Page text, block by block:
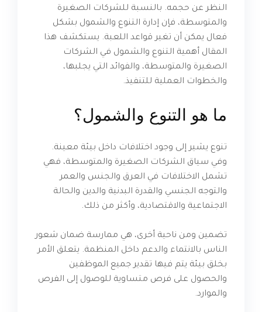
النظر عن حجمه. بالنسبة للشركات الصغيرة
والمتوسطة، فإن إدارة التنوع والشمول بشكل
فعال يمكن أن تغير قواعد اللعبة. يستكشف هذا
المقال أهمية التنوع والشمول في الشركات
الصغيرة والمتوسطة، والفوائد التي يجلبها،
والخطوات العملية للتنفيذ.
ما هو التنوع والشمول؟
تنوع يشير إلى وجود اختلافات داخل بيئة معينة.
وفي سياق الشركات الصغيرة والمتوسطة، فهي
تشمل الاختلافات في العرق والجنس والعمر
والتوجه الجنسي والقدرة البدنية والدين والحالة
الاجتماعية والاقتصادية، وأكثر من ذلك.
تضمين ومن ناحية أخرى، هي ممارسة ضمان شعور
الناس بالانتماء والدعم داخل المنظمة. يتعلق الأمر
بخلق بيئة يتم فيها تقدير جميع الموظفين
والحصول على فرص متساوية للوصول إلى الفرص
والموارد.